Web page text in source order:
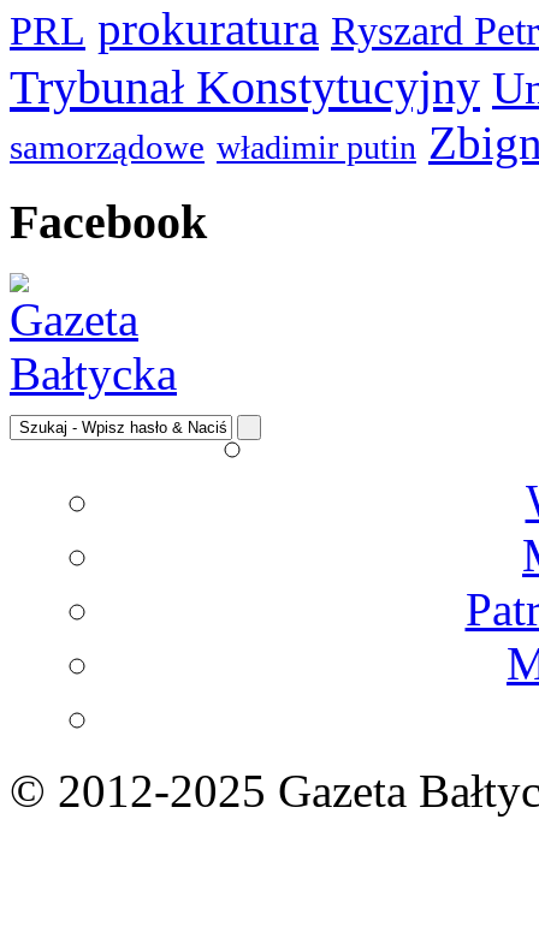
PRL prokuratura Ryszard
Trybunał Konstytucyjny
samorządowe władimir putin
Facebook
© 2012-2025 Gazeta